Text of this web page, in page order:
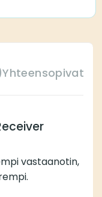
Yhteensopivat
vastaanotin,